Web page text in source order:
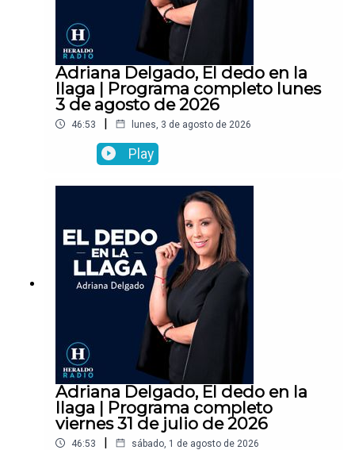
Adriana Delgado, El dedo en la
llaga | Programa completo lunes
3 de agosto de 2026
46:53 | lunes, 3 de agosto de 2026
Play
Adriana Delgado, El dedo en la
llaga | Programa completo
viernes 31 de julio de 2026
46:53 | sábado, 1 de agosto de 2026